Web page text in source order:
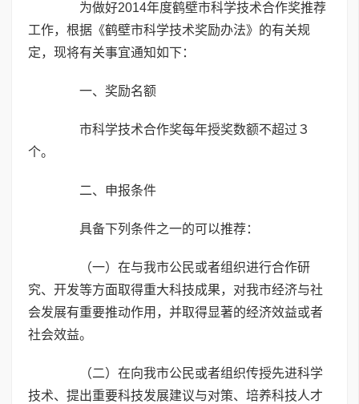
为做好2014年度鹤壁市科学技术合作奖推荐
工作，根据《鹤壁市科学技术奖励办法》的有关规
定，现将有关事宜通知如下：
一、奖励名额
市科学技术合作奖每年授奖数额不超过３
个。
二、申报条件
具备下列条件之一的可以推荐：
（一）在与我市公民或者组织进行合作研
究、开发等方面取得重大科技成果，对我市经济与社
会发展有重要推动作用，并取得显著的经济效益或者
社会效益。
（二）在向我市公民或者组织传授先进科学
技术、提出重要科技发展建议与对策、培养科技人才